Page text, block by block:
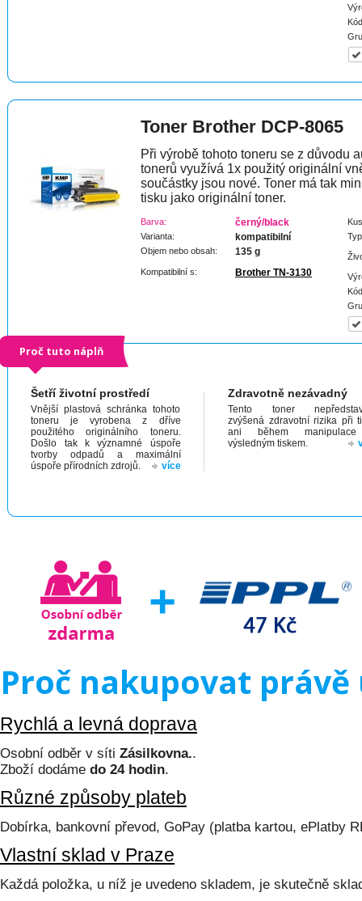
Toner Brother DCP-8065
Při výrobě tohoto toneru se z důvodu
tonerů využívá 1x použitý originální
součástky jsou nové. Toner má tak
tisku jako originální toner.
Barva: černý/black
Varianta: kompatibilní
Objem nebo obsah: 135 g
Kompatibilní s: Brother TN-3130
Proč tuto náplň
Šetří životní prostředí
Vnější plastová schránka tohoto
toneru je vyrobena z dříve
použitého originálního toneru.
Došlo tak k významné úspoře
tvorby odpadů a maximální
úspoře přírodních zdrojů.
více
Zdravotně nezávadný
Tento toner
zvýšená zdravotní rizika při
ani během
výsledným tiskem.
Proč nakupovat právě
Rychlá a levná doprava
Osobní odběr v síti Zásilkovna..
Zboží dodáme do 24 hodin.
Různé způsoby plateb
Dobírka, bankovní převod, GoPay (platba kartou, ePlatby
Vlastní sklad v Praze
Každá položka, u níž je uvedeno skladem, je skutečně